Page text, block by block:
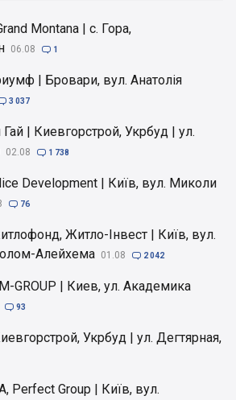
Montana | с. Гора,
06.08  1
| Бровари, вул. Анатолія
3 037
| Киевгорстрой, Укрбуд | ул.
02.08  1 738
Development | Київ, вул. Миколи
 76
Житло-Інвест | Київ, вул.
Алейхема 01.08  2 042
GROUP | Киев, ул. Академика
 93
Укрбуд | ул. Дегтярная,
Perfect Group | Київ, вул.